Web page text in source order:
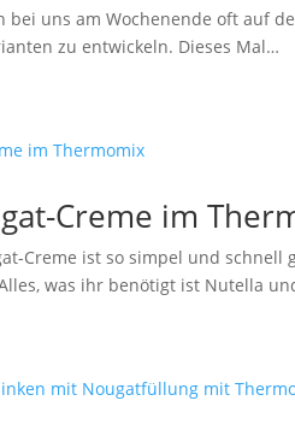
bei uns am Wochenende oft auf
zu entwickeln. Dieses Mal…
Creme im
Creme ist so simpel und
was ihr benötigt ist Nutella